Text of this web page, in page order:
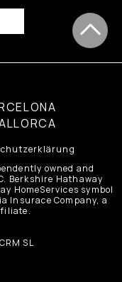
owned and
Berkshire Hathaway
HomeServices symbol
Insurace Company, a
SL